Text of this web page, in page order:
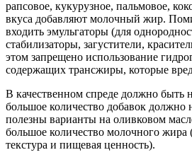
рапсовое, кукурузное, пальмовое,
вкуса добавляют молочный жир.
входить эмульгаторы (для
стабилизаторы, загустители,
этом запрещено использование
содержащих трансжиры, которые
В качественном спреде должно быть
большое количество добавок должно
полезны варианты на оливковом
большое количество молочного жира
текстура и пищевая ценность).